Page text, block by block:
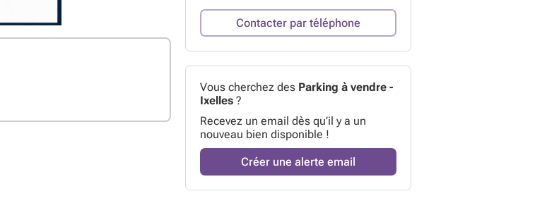
Contacter par téléphone
Vous cherchez des Parking à vendre -
Ixelles ?
Recevez un email dès qu’il y a un
nouveau bien disponible !
Créer une alerte email